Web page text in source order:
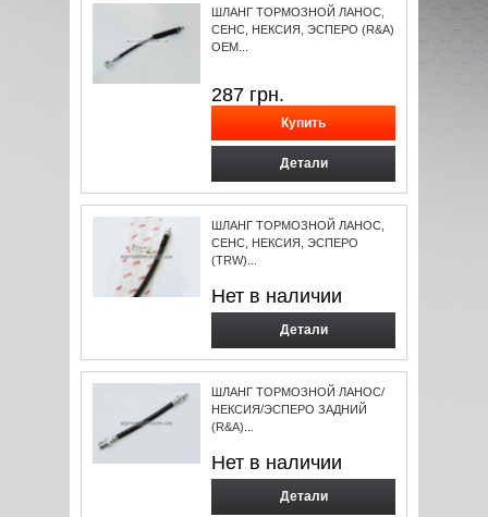
ШЛАНГ ТОРМОЗНОЙ ЛАНОС,
СЕНС, НЕКСИЯ, ЭСПЕРО (R&A)
OEM...
287 грн.
Детали
ШЛАНГ ТОРМОЗНОЙ ЛАНОС,
СЕНС, НЕКСИЯ, ЭСПЕРО
(TRW)...
Нет в наличии
Детали
ШЛАНГ ТОРМОЗНОЙ ЛАНОС/
НЕКСИЯ/ЭСПЕРО ЗАДНИЙ
(R&A)...
Нет в наличии
Детали